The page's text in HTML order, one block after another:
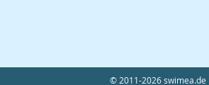
© 2011-2026 swimea.de